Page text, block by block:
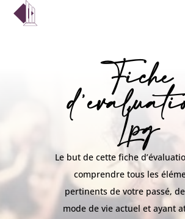
Fiche
Lpg
Le but de cette fiche
comprendre tous les
pertinents de votre passé,
mode de vie actuel et ayant